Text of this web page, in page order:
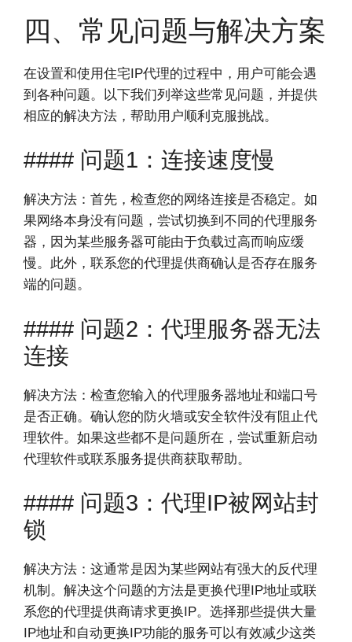
四、常见问题与解决方案
在设置和使用住宅IP代理的过程中，用户可能会遇
到各种问题。以下我们列举这些常见问题，并提供
相应的解决方法，帮助用户顺利克服挑战。
#### 问题1：连接速度慢
解决方法：首先，检查您的网络连接是否稳定。如
果网络本身没有问题，尝试切换到不同的代理服务
器，因为某些服务器可能由于负载过高而响应缓
慢。此外，联系您的代理提供商确认是否存在服务
端的问题。
#### 问题2：代理服务器无法
连接
解决方法：检查您输入的代理服务器地址和端口号
是否正确。确认您的防火墙或安全软件没有阻止代
理软件。如果这些都不是问题所在，尝试重新启动
代理软件或联系服务提供商获取帮助。
#### 问题3：代理IP被网站封
锁
解决方法：这通常是因为某些网站有强大的反代理
机制。解决这个问题的方法是更换代理IP地址或联
系您的代理提供商请求更换IP。选择那些提供大量
IP地址和自动更换IP功能的服务可以有效减少这类